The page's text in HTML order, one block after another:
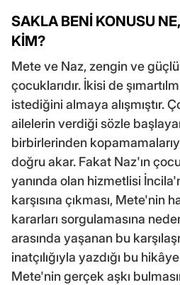
SAKLA BENİ KONUSU
KİM?
Mete ve Naz, zengin ve
çocuklarıdır. İkisi de
istediğini almaya alışmıştır.
ailelerin verdiği sözle
birbirlerinden
doğru akar. Fakat Naz'ın
yanında olan hizmetlisi
karşısına çıkması, Mete'nin
kararları sorgulamasına
arasında yaşanan bu
inatçılığıyla yazdığı bu
Mete'nin gerçek aşkı